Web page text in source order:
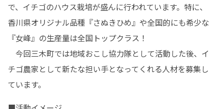
で、イチゴのハウス栽培が盛んに行われています。特に、
香川県オリジナル品種『さぬきひめ』や全国的にも希少な
『女峰』の生産量は全国トップクラス！
今回三木町では地域おこし協力隊として活動した後、イ
チゴ農家として新たな担い手となってくれる人材を募集し
ています。